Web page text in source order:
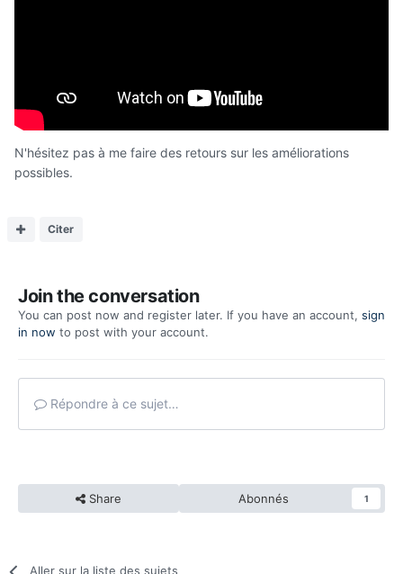
N'hésitez pas à me faire des retours sur les améliorations
possibles.
Citer
Join the conversation
You can post now and register later. If you have an account, sign
in now to post with your account.
Répondre à ce sujet…
Share Abonnés 1
Aller sur la liste des sujets